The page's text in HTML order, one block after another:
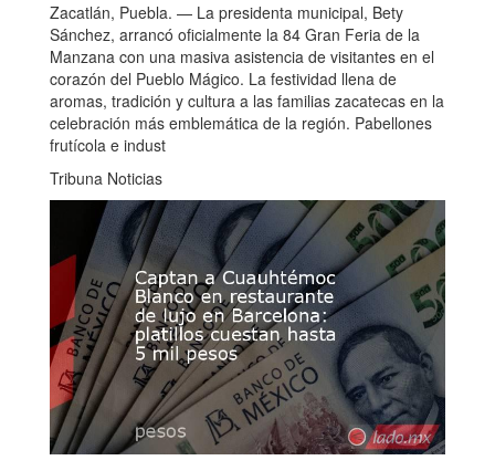
Zacatlán, Puebla. — La presidenta municipal, Bety
Sánchez, arrancó oficialmente la 84 Gran Feria de la
Manzana con una masiva asistencia de visitantes en el
corazón del Pueblo Mágico. La festividad llena de
aromas, tradición y cultura a las familias zacatecas en la
celebración más emblemática de la región. Pabellones
frutícola e indust
Tribuna Noticias